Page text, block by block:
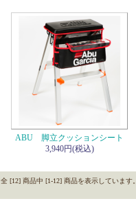
ABU 脚立クッションシート
3,940円(税込)
全 [12] 商品中 [1-12] 商品を表示しています。